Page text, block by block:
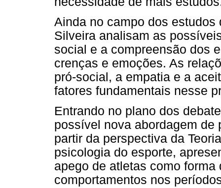
Ainda no campo dos
Silveira analisam as
social e a compreensão dos
crenças e emoções. As
pró-social, a empatia e a
fatores fundamentais nesse
Entrando no plano dos
possível nova abordagem de
partir da perspectiva da
psicologia do esporte,
apego de atletas como
comportamentos nos